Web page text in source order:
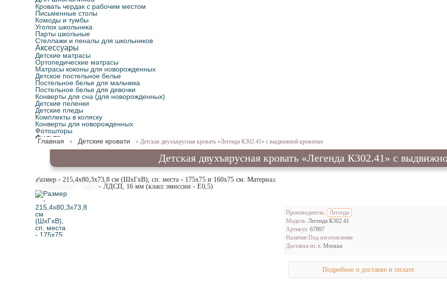
Кровать чердак с рабочим местом
Письменные столы
Комоды и тумбы
Уголок школьника
Парты школьные
Стеллажи и пеналы для школьников
Аксессуары
Детские матрасы
Ортопедические матрасы
Матрасы коконы для новорожденных
Детское постельное белье
Постельное белье для мальчика
Постельное белье для девочки
Конверты для сна (для новорожденных)
Детские пеленки
Детские пледы
Комплекты в коляску
Конверты для новорожденных
Фотошторы
Фильтр
Главная » Детские кровати » Детская двухъярусная кровать «Легенда К302.41» с выдвижной кроватью
Детская двухъярусная кровать «Легенда К302.41» с
Размер - 215,4х80,3х73,8 см (ШxГxВ), сп. места - 175х75 и 160х75 см. Материал
- ЛДСП, 16 мм (класс эмиссии - Е0,5)
Производитель:
Легенда
Модель: Легенда К302.41
Артикул: 67897
Наличие:Под изготовление
Доставка из: г. Москва
Подробнее о доставке и оплате